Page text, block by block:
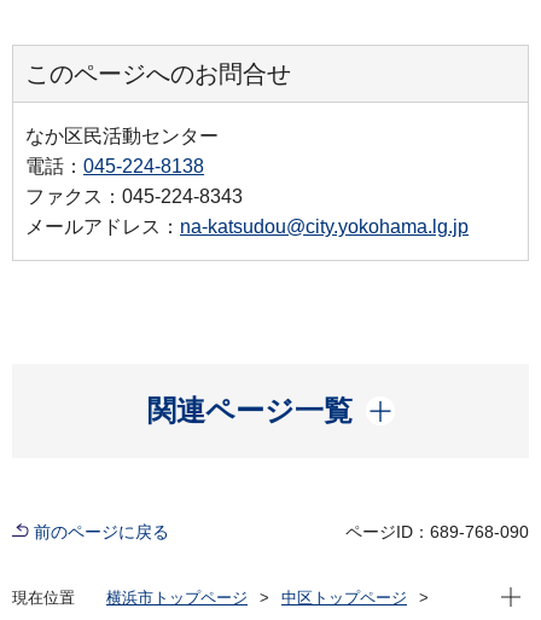
このページへのお問合せ
なか区民活動センター
電話： 045-224-8138
ファクス：045-224-8343
メールアドレス： na-katsudou@city.yokohama.lg.jp
関連ページ一覧
開く
前のページに戻る ページID：689-768-090
現在位置 横浜市トップページ
中区トップページ
現在